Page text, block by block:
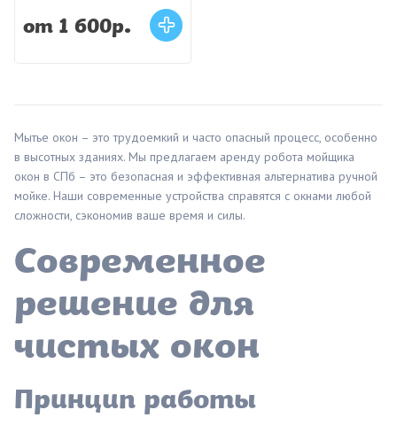
от 1 600р.
Мытье окон – это трудоемкий и часто опасный процесс, особенно
в высотных зданиях. Мы предлагаем аренду робота мойщика
окон в СПб – это безопасная и эффективная альтернатива ручной
мойке. Наши современные устройства справятся с окнами любой
сложности, сэкономив ваше время и силы.
Современное
решение для
чистых окон
Принцип работы